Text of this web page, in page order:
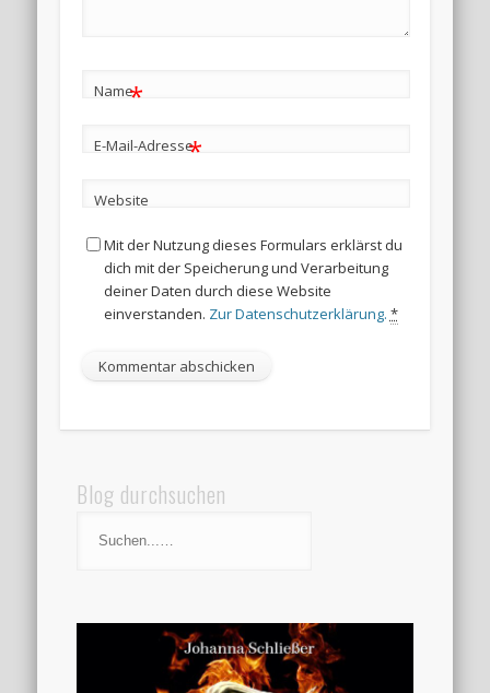
Name*
E-Mail-Adresse*
Website
Mit der Nutzung dieses Formulars erklärst du
dich mit der Speicherung und Verarbeitung
deiner Daten durch diese Website
einverstanden. Zur Datenschutzerklärung. *
Blog durchsuchen